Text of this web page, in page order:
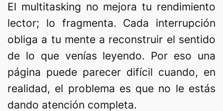
El multitasking no mejora tu rendimiento
lector; lo fragmenta. Cada interrupción
obliga a tu mente a reconstruir el sentido
de lo que venías leyendo. Por eso una
página puede parecer difícil cuando, en
realidad, el problema es que no le estás
dando atención completa.